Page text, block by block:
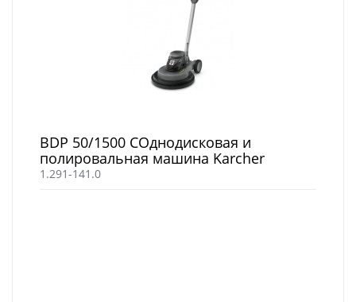
BDP 50/1500 CОднодисковая и
полировальная машина Karcher
1.291-141.0